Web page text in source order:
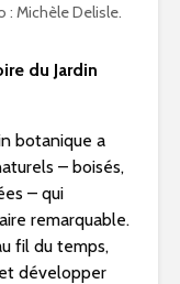
: Michèle Delisle.
du Jardin
botanique a
– boisés,
– qui
remarquable.
fil du temps,
développer